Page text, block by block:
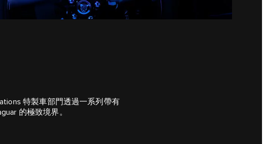
特製車部門透過一系列帶有
的極致境界。